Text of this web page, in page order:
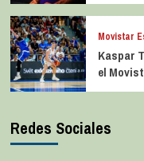
Movistar
Kaspar
el
Redes Sociales